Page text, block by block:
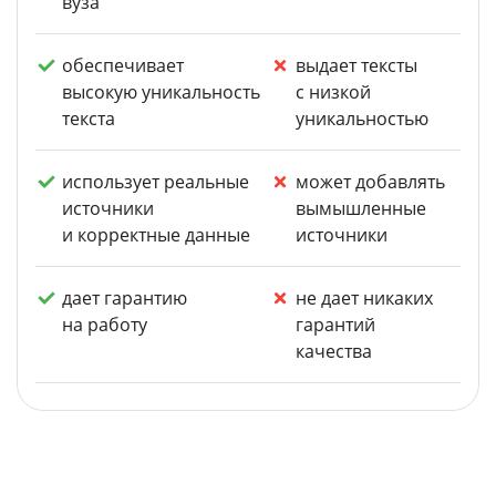
обеспечивает
высокую уникальность
текста
выдает тексты
с низкой
уникальностью
использует реальные
источники
и корректные данные
может добавлять
вымышленные
источники
дает гарантию
на работу
не дает никаких
гарантий
качества